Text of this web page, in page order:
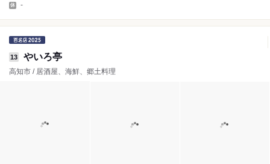
-
13 やいろ亭
高知市 / 居酒屋、海鮮、郷土料理